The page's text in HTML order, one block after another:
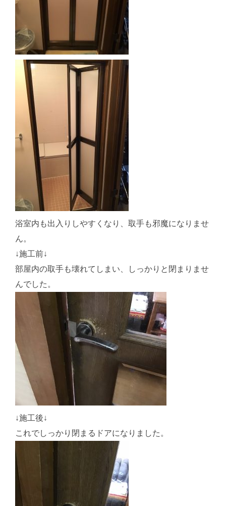
浴室内も出入りしやすくなり、取手も邪魔になりませ
ん。
↓施工前↓
部屋内の取手も壊れてしまい、しっかりと閉まりませ
んでした。
↓施工後↓
これでしっかり閉まるドアになりました。